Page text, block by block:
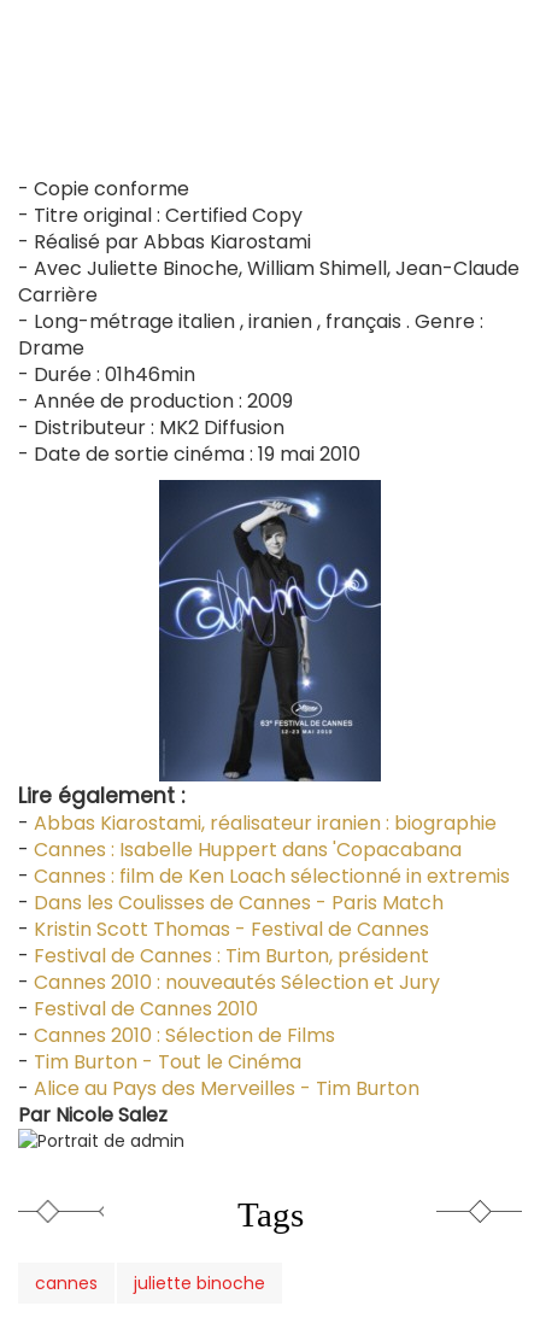
- Copie conforme
- Titre original : Certified Copy
- Réalisé par Abbas Kiarostami
- Avec Juliette Binoche, William Shimell, Jean-Claude
Carrière
- Long-métrage italien , iranien , français . Genre :
Drame
- Durée : 01h46min
- Année de production : 2009
- Distributeur : MK2 Diffusion
- Date de sortie cinéma : 19 mai 2010
Lire également :
- Abbas Kiarostami, réalisateur iranien : biographie
- Cannes : Isabelle Huppert dans 'Copacabana
- Cannes : film de Ken Loach sélectionné in extremis
- Dans les Coulisses de Cannes - Paris Match
- Kristin Scott Thomas - Festival de Cannes
- Festival de Cannes : Tim Burton, président
- Cannes 2010 : nouveautés Sélection et Jury
- Festival de Cannes 2010
- Cannes 2010 : Sélection de Films
- Tim Burton - Tout le Cinéma
- Alice au Pays des Merveilles - Tim Burton
Par Nicole Salez
Tags
cannes juliette binoche